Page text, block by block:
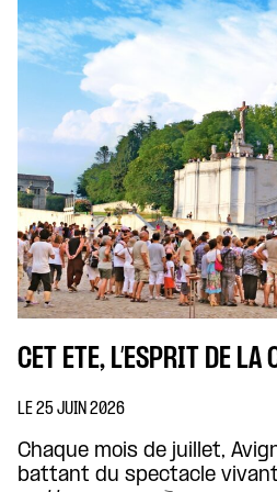
LE 25 JUIN 2026
Chaque mois de juillet,
battant du spectacle